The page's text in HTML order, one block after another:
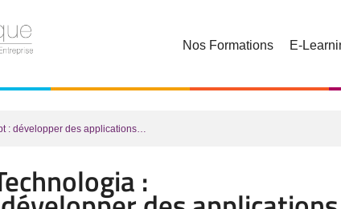
Nos Formations
E-
: développer des applications…
: